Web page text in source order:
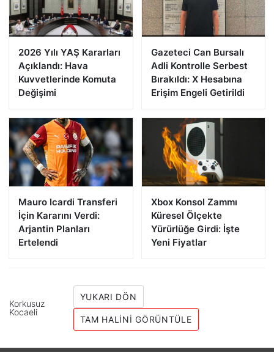
2026 Yılı YAŞ Kararları
Açıklandı: Hava
Kuvvetlerinde Komuta
Değişimi
Gazeteci Can Bursalı
Adli Kontrolle Serbest
Bırakıldı: X Hesabına
Erişim Engeli Getirildi
Mauro Icardi Transferi
İçin Kararını Verdi:
Arjantin Planları
Ertelendi
Xbox Konsol Zammı
Küresel Ölçekte
Yürürlüğe Girdi: İşte
Yeni Fiyatlar
Korkusuz
Kocaeli
YUKARI DÖN
TAM HALINI GÖRÜNTÜLE